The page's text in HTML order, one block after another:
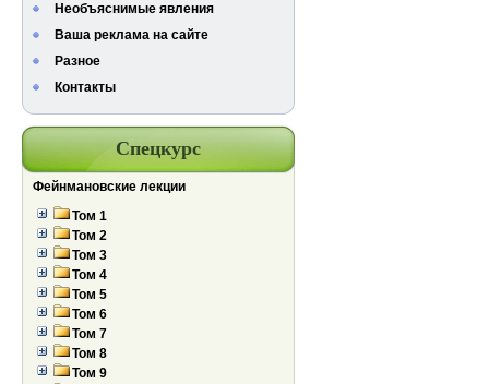
Необъяснимые явления
Ваша реклама на сайте
Разное
Контакты
Спецкурс
Фейнмановские лекции
Том 1
Том 2
Том 3
Том 4
Том 5
Том 6
Том 7
Том 8
Том 9